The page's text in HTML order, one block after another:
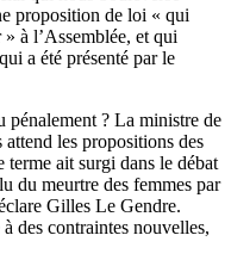
proposition de loi « qui
à l’Assemblée, et qui
a été présenté par le
pénalement ? La ministre de
attend les propositions des
terme ait surgi dans le débat
du meurtre des femmes par
Gilles Le Gendre.
des contraintes nouvelles,